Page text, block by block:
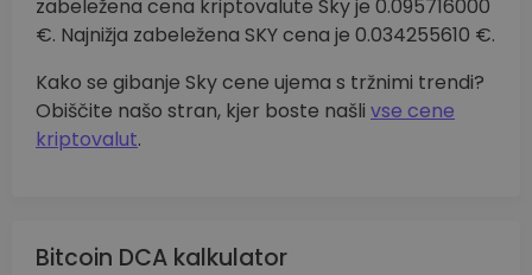
zabeležena cena kriptovalute Sky je 0.095716000
€. Najnižja zabeležena SKY cena je 0.034255610 €.
Kako se gibanje Sky cene ujema s tržnimi trendi?
Obiščite našo stran, kjer boste našli vse cene
kriptovalut.
Bitcoin DCA kalkulator